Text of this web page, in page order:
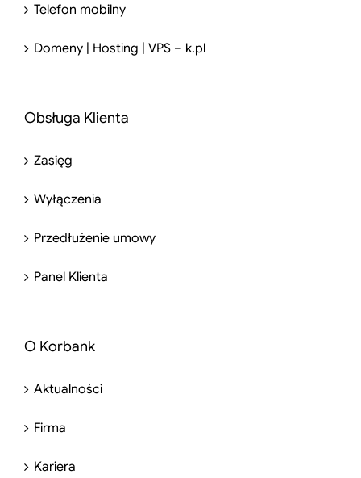
Telefon mobilny
Domeny | Hosting | VPS – k.pl
Obsługa Klienta
Zasięg
Wyłączenia
Przedłużenie umowy
Panel Klienta
O Korbank
Aktualności
Firma
Kariera